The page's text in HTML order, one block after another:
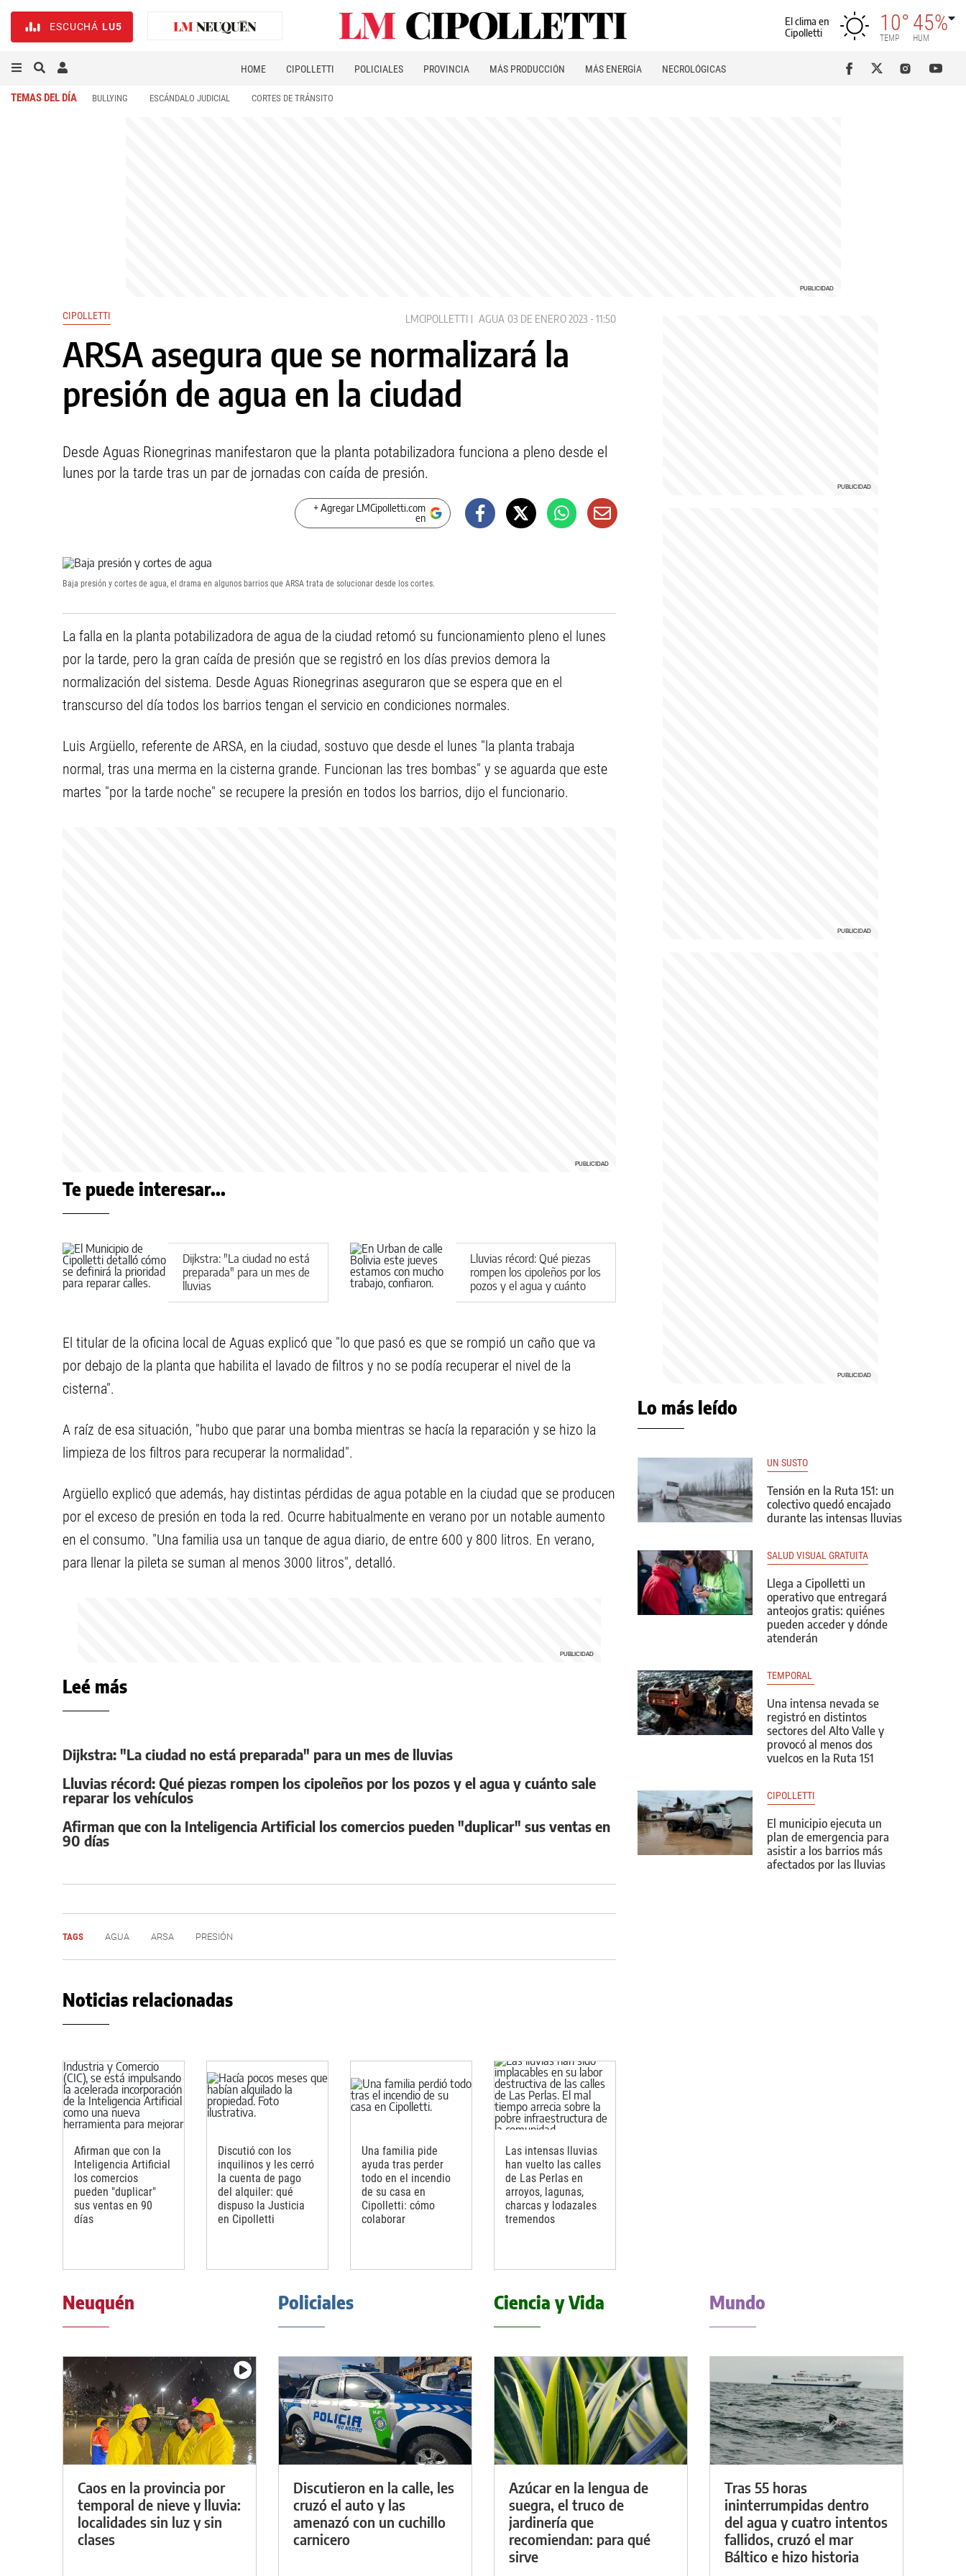
ESCUCHÁ LU5
El clima en
Cipolletti
10°
TEMP
45%
HUM
HOME CIPOLLETTI POLICIALES PROVINCIA MÁS PRODUCCIÓN MÁS ENERGÍA NECROLÓGICAS
TEMAS DEL DÍA BULLYING ESCÁNDALO JUDICIAL CORTES DE TRÁNSITO
CIPOLLETTI LMCIPOLLETTI AGUA 03 DE ENERO 2023 - 11:50
ARSA asegura que se normalizará la
presión de agua en la ciudad
Desde Aguas Rionegrinas manifestaron que la planta potabilizadora funciona a pleno desde el
lunes por la tarde tras un par de jornadas con caída de presión.
+ Agregar LMCipolletti.com
en
Baja presión y cortes de agua, el drama en algunos barrios que ARSA trata de solucionar desde los cortes.
La falla en la planta potabilizadora de agua de la ciudad retomó su funcionamiento pleno el lunes
por la tarde, pero la gran caída de presión que se registró en los días previos demora la
normalización del sistema. Desde Aguas Rionegrinas aseguraron que se espera que en el
transcurso del día todos los barrios tengan el servicio en condiciones normales.
Luis Argüello, referente de ARSA, en la ciudad, sostuvo que desde el lunes "la planta trabaja
normal, tras una merma en la cisterna grande. Funcionan las tres bombas" y se aguarda que este
martes "por la tarde noche" se recupere la presión en todos los barrios, dijo el funcionario.
Te puede interesar...
Dijkstra: "La ciudad no está
preparada" para un mes de
lluvias
Lluvias récord: Qué piezas
rompen los cipoleños por los
pozos y el agua y cuánto
sale reparar los vehículos
El titular de la oficina local de Aguas explicó que "lo que pasó es que se rompió un caño que va
por debajo de la planta que habilita el lavado de filtros y no se podía recuperar el nivel de la
cisterna".
A raíz de esa situación, "hubo que parar una bomba mientras se hacía la reparación y se hizo la
limpieza de los filtros para recuperar la normalidad".
Argüello explicó que además, hay distintas pérdidas de agua potable en la ciudad que se producen
por el exceso de presión en toda la red. Ocurre habitualmente en verano por un notable aumento
en el consumo. "Una familia usa un tanque de agua diario, de entre 600 y 800 litros. En verano,
para llenar la pileta se suman al menos 3000 litros", detalló.
Leé más
Dijkstra: "La ciudad no está preparada" para un mes de lluvias
Lluvias récord: Qué piezas rompen los cipoleños por los pozos y el agua y cuánto sale
reparar los vehículos
Afirman que con la Inteligencia Artificial los comercios pueden "duplicar" sus ventas en
90 días
TAGS AGUA ARSA PRESIÓN
Noticias relacionadas
Afirman que con la
Inteligencia Artificial
los comercios
pueden "duplicar"
sus ventas en 90
días
Discutió con los
inquilinos y les cerró
la cuenta de pago
del alquiler: qué
dispuso la Justicia
en Cipolletti
Una familia pide
ayuda tras perder
todo en el incendio
de su casa en
Cipolletti: cómo
colaborar
Las intensas lluvias
han vuelto las calles
de Las Perlas en
arroyos, lagunas,
charcas y lodazales
tremendos
Lo más leído
UN SUSTO
Tensión en la Ruta 151: un
colectivo quedó encajado
durante las intensas lluvias
SALUD VISUAL GRATUITA
Llega a Cipolletti un
operativo que entregará
anteojos gratis: quiénes
pueden acceder y dónde
atenderán
TEMPORAL
Una intensa nevada se
registró en distintos
sectores del Alto Valle y
provocó al menos dos
vuelcos en la Ruta 151
CIPOLLETTI
El municipio ejecuta un
plan de emergencia para
asistir a los barrios más
afectados por las lluvias
Neuquén
Caos en la provincia por
temporal de nieve y lluvia:
localidades sin luz y sin
clases
Policiales
Discutieron en la calle, les
cruzó el auto y las
amenazó con un cuchillo
carnicero
Ciencia y Vida
Azúcar en la lengua de
suegra, el truco de
jardinería que
recomiendan: para qué
sirve
Mundo
Tras 55 horas
ininterrumpidas dentro
del agua y cuatro intentos
fallidos, cruzó el mar
Báltico e hizo historia